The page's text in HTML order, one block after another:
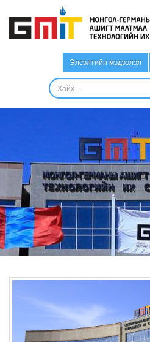
Элсэлтийн мэдээлэл